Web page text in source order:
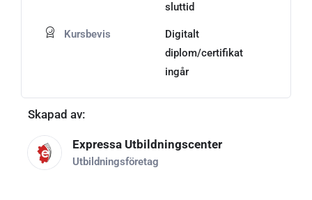
sluttid
Kursbevis
Digitalt
diplom/certifikat
ingår
Skapad av:
Expressa Utbildningscenter
Utbildningsföretag